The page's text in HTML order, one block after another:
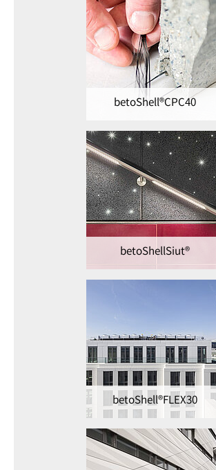
betoShell®CPC40
betoShellSiut®
betoShell®FLEX30